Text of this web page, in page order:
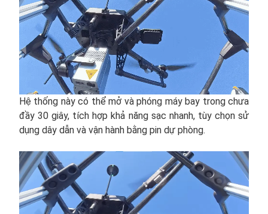
Hệ thống này có thể mở và phóng máy bay trong chưa
đầy 30 giây, tích hợp khả năng sạc nhanh, tùy chọn sử
dụng dây dẫn và vận hành bằng pin dự phòng.